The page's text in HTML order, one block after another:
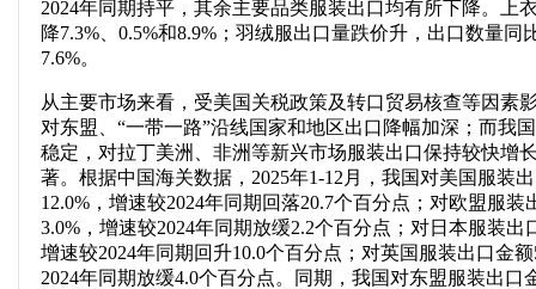
2024年同期持平，其余主要品类服装出口均有所下降。上
降7.3%、0.5%和8.9%；羽绒服出口量跌价升，出口数量同
7.6%。
从主要市场来看，受美国关税政策及转口贸易核查等因素
对东盟、“一带一路”沿线国家和地区出口降幅加深；而我
稳定，对拉丁美洲、非洲等新兴市场服装出口保持较快增
著。根据中国海关数据，2025年1-12月，我国对美国服装
12.0%，增速较2024年同期回落20.7个百分点；对欧盟服
3.0%，增速较2024年同期放缓2.2个百分点；对日本服装出
增速较2024年同期回升10.0个百分点；对英国服装出口金
2024年同期放缓4.0个百分点。同期，我国对东盟服装出口